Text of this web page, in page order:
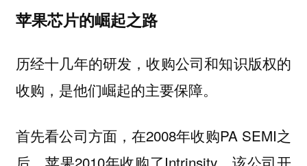
苹果芯片的崛起之路
历经十几年的研发，收购公司和知识版权的
收购，是他们崛起的主要保障。
首先看公司方面，在2008年收购PA SEMI之
后，苹果2010年收购了Intrinsity。该公司开